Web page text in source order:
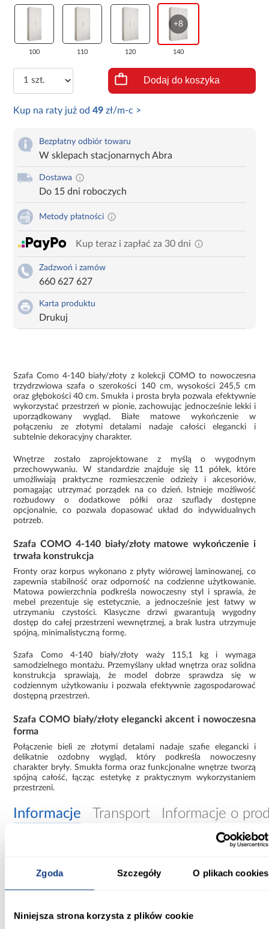
Zgoda Szczegóły O plikach cookies
Niniejsza strona korzysta z plików cookie
100 110 120
+8
140
Dodaj do koszyka
Kup na raty już od49 zł/m-c >
Bezpłatny odbiór towaru
W sklepach stacjonarnych Abra
Dostawa
Do 15 dni roboczych
Metody płatności
Kup teraz i zapłać za 30 dni
Zadzwoń i zamów
660 627 627
Karta produktu
Drukuj
Szafa Como 4-140 biały/złoty z kolekcji COMO to nowoczesna
trzydrzwiowa szafa o szerokości 140 cm, wysokości 245,5 cm
oraz głębokości 40 cm. Smukła i prosta bryła pozwala efektywnie
wykorzystać przestrzeń w pionie, zachowując jednocześnie lekki i
uporządkowany wygląd. Białe matowe wykończenie w
połączeniu ze złotymi detalami nadaje całości elegancki i
subtelnie dekoracyjny charakter.
Wnętrze zostało zaprojektowane z myślą o wygodnym
przechowywaniu. W standardzie znajduje się 11 półek, które
umożliwiają praktyczne rozmieszczenie odzieży i akcesoriów,
pomagając utrzymać porządek na co dzień. Istnieje możliwość
rozbudowy o dodatkowe półki oraz szuflady dostępne
opcjonalnie, co pozwala dopasować układ do indywidualnych
potrzeb.
Szafa COMO 4-140 biały/złoty matowe wykończenie i
trwała konstrukcja
Fronty oraz korpus wykonano z płyty wiórowej laminowanej, co
zapewnia stabilność oraz odporność na codzienne użytkowanie.
Matowa powierzchnia podkreśla nowoczesny styl i sprawia, że
mebel prezentuje się estetycznie, a jednocześnie jest łatwy w
utrzymaniu czystości. Klasyczne drzwi gwarantują wygodny
dostęp do całej przestrzeni wewnętrznej, a brak lustra utrzymuje
spójną, minimalistyczną formę.
Szafa Como 4-140 biały/złoty waży 115,1 kg i wymaga
samodzielnego montażu. Przemyślany układ wnętrza oraz solidna
konstrukcja sprawiają, że model dobrze sprawdza się w
codziennym użytkowaniu i pozwala efektywnie zagospodarować
dostępną przestrzeń.
Szafa COMO biały/złoty elegancki akcent i nowoczesna
forma
Połączenie bieli ze złotymi detalami nadaje szafie elegancki i
delikatnie ozdobny wygląd, który podkreśla nowoczesny
charakter bryły. Smukła forma oraz funkcjonalne wnętrze tworzą
spójną całość, łącząc estetykę z praktycznym wykorzystaniem
przestrzeni.
Informacje Transport Informacje o
Głębokość [cm]: